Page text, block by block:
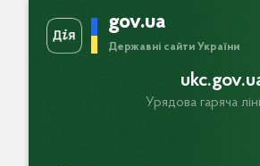
gov.ua
Державні сайти України
Урядова гаряча